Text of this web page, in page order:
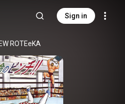
Sign in
ROTEeKA